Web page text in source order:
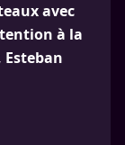
avec
à la